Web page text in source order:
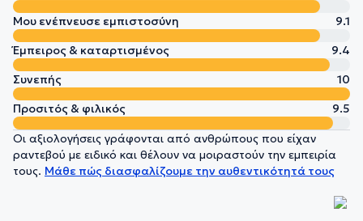
Μου ενέπνευσε εμπιστοσύνη
9.1
Έμπειρος & καταρτισμένος
9.4
Συνεπής
10
Προσιτός & φιλικός
9.5
Οι αξιολογήσεις γράφονται από ανθρώπους που είχαν
ραντεβού με ειδικό και θέλουν να μοιραστούν την εμπειρία
τους. Μάθε πώς διασφαλίζουμε την αυθεντικότητά τους